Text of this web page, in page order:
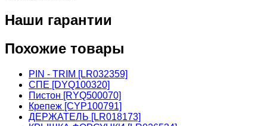
Наши гарантии
Похожие товары
PIN - TRIM [LR032359]
СПЕ [DYQ100320]
Пистон [RYQ500070]
Крепеж [CYP100791]
ДЕРЖАТЕЛЬ [LR018173]